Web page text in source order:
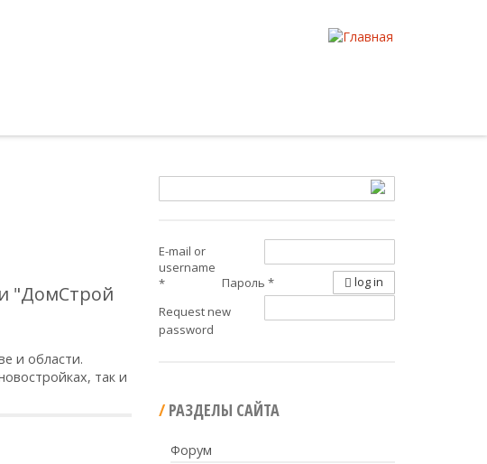
"ДомСтрой
и области.
так и
E-mail or
username
*
Пароль *
Request new
password
log in
РАЗДЕЛЫ САЙТА
Форум